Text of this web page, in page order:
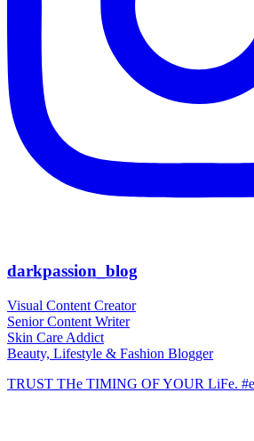
darkpassion_blog
Visual Content Creator
Senior Content Writer
Skin Care Addict
Beauty, Lifestyle & Fashion Blogger
TRUST THe TIMING OF YOUR LiFe.